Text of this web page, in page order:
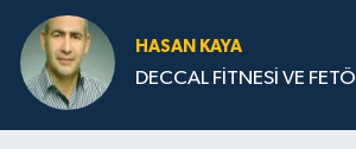
HASAN KAYA
DECCAL FİTNESİ VE